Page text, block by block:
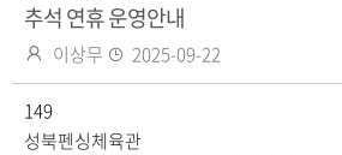
추석 연휴 운영안내
작
성
자
이상무
등
록
2025-09-22
149
성북펜싱체육관